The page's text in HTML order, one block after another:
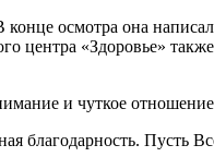
осмотра она
«Здоровье»
и чуткое
благодарность. Пусть